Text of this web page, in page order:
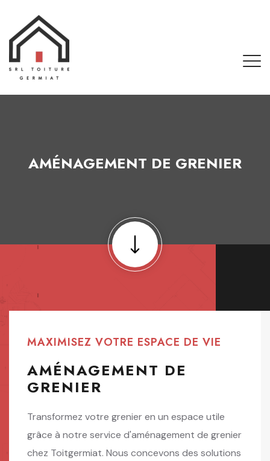
AMÉNAGEMENT DE GRENIER
MAXIMISEZ VOTRE ESPACE DE VIE
AMÉNAGEMENT DE
GRENIER
Transformez votre grenier en un espace utile
grâce à notre service d'aménagement de grenier
chez Toitgermiat. Nous concevons des solutions